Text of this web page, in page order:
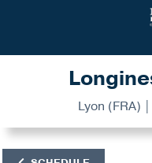
Lyon (FRA)